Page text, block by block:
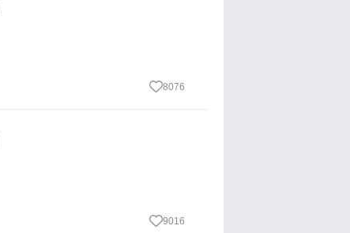
8076
9016